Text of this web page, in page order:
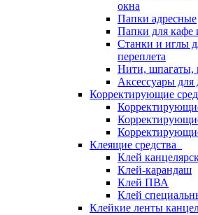
окна
Папки адресные
Папки для кафе
Станки и иглы
переплета
Нити, шпагаты,
Аксессуары
Корректирующие
Клеящие средства
Клей
Клей-карандаш
Клей ПВА
Клей
Клейкие ленты